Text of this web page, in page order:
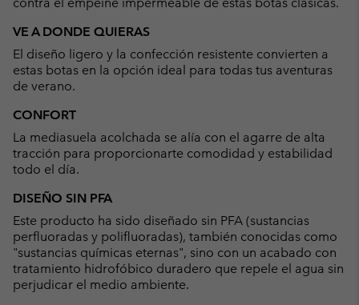
contra el empeine impermeable de estas botas clásicas.
VE A DONDE QUIERAS
El diseño ligero y la confección resistente convierten a
estas botas en la opción ideal para todas tus aventuras
de verano.
CONFORT
La mediasuela acolchada se alía con el agarre de alta
tracción para proporcionarte comodidad y estabilidad
todo el día.
DISEÑO SIN PFA
Este producto ha sido diseñado sin PFA (sustancias
perfluoradas y polifluoradas), también conocidas como
"sustancias químicas eternas", sino con un acabado con
tratamiento hidrofóbico duradero que repele el agua sin
perjudicar el medio ambiente.